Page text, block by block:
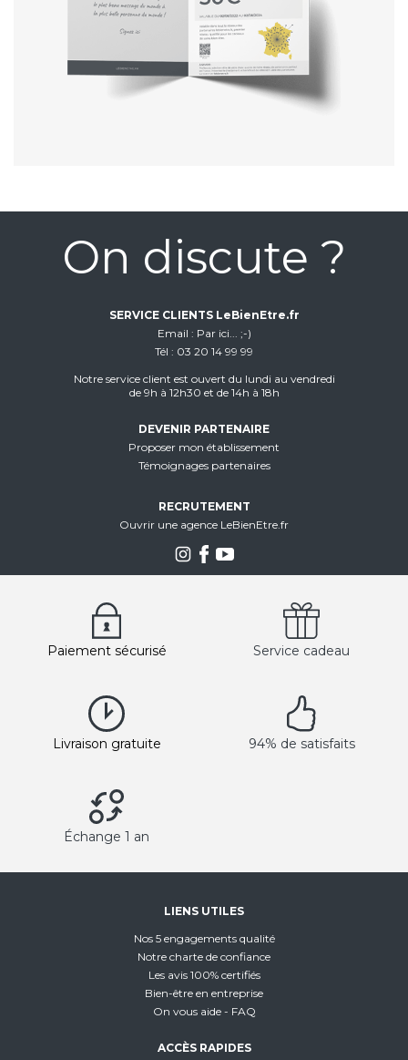
On discute ?
SERVICE CLIENTS LeBienEtre.fr
Email
Par ici... ;-)
Tél
03 20 14 99 99
Notre service client est ouvert du lundi au vendredi
de 9h à 12h30 et de 14h à 18h
DEVENIR PARTENAIRE
Proposer mon établissement
Témoignages partenaires
RECRUTEMENT
Ouvrir une agence LeBienEtre.fr
Paiement sécurisé Service cadeau
Livraison gratuite 94% de satisfaits
Échange 1 an
LIENS UTILES
Nos 5 engagements qualité
Notre charte de confiance
Les avis 100% certifiés
Bien-être en entreprise
On vous aide - FAQ
ACCÈS RAPIDES